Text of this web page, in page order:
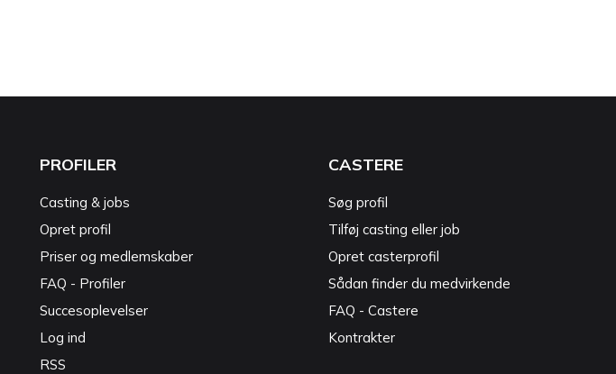
PROFILER
Casting & jobs
Opret profil
Priser og medlemskaber
FAQ - Profiler
Succesoplevelser
Log ind
RSS
CASTERE
Søg profil
Tilføj casting eller job
Opret casterprofil
Sådan finder du medvirkende
FAQ - Castere
Kontrakter